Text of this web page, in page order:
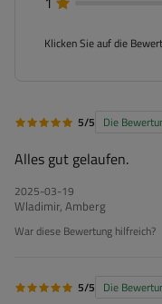
Klicken Sie auf die
5/5 Die
Alles gut gelaufen.
2025-03-19
Wladimir, Amberg
War diese Bewertung hilfreich?
5/5 Die